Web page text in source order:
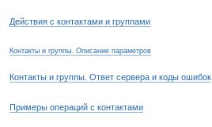
Действия с контактами и группами
Контакты и группы. Описание параметров
Контакты и группы. Ответ сервера и коды ошибок
Примеры операций с контактами